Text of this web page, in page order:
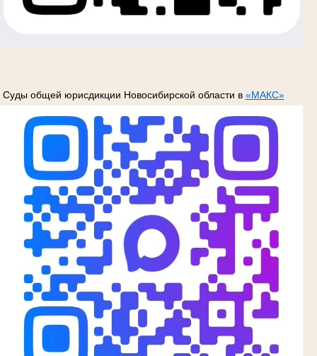
Суды общей юрисдикции Новосибирской области в «МАКС»